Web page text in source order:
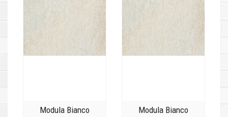
Modula Bianco Modula Bianco